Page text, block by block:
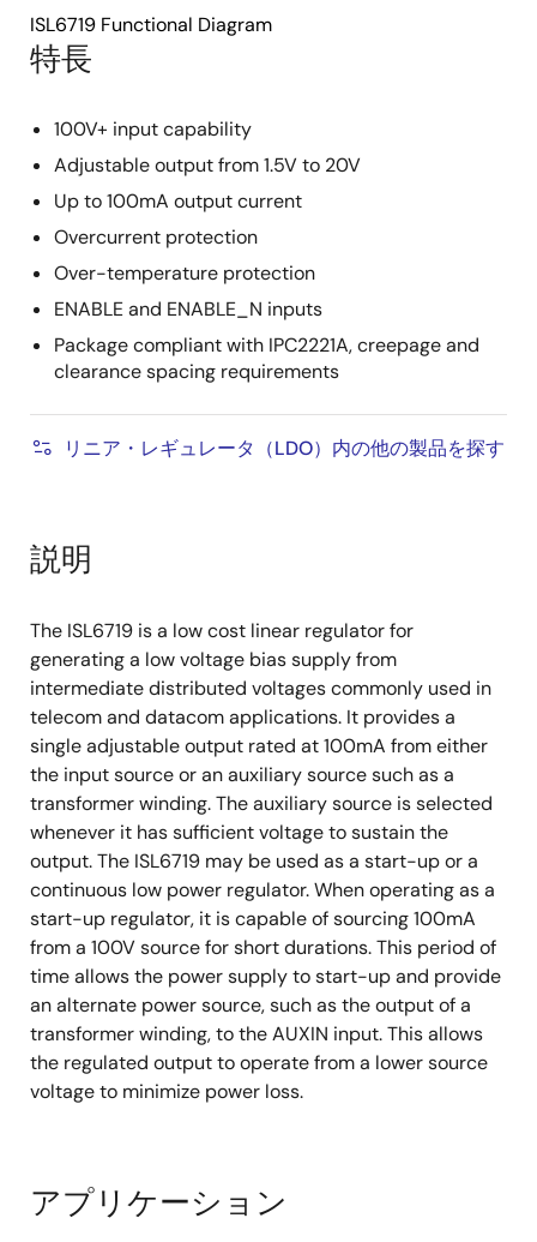
特長
100V+ input capability
Adjustable output from 1.5V to 20V
Up to 100mA output current
Overcurrent protection
Over-temperature protection
ENABLE and ENABLE_N inputs
Package compliant with IPC2221A, creepage and
clearance spacing requirements
リニア・レギュレータ（LDO）内の他の製品を探す
ISL6719 Functional Diagram
説明
The ISL6719 is a low cost linear regulator for
generating a low voltage bias supply from
intermediate distributed voltages commonly used in
telecom and datacom applications. It provides a
single adjustable output rated at 100mA from either
the input source or an auxiliary source such as a
transformer winding. The auxiliary source is selected
whenever it has sufficient voltage to sustain the
output. The ISL6719 may be used as a start-up or a
continuous low power regulator. When operating as a
start-up regulator, it is capable of sourcing 100mA
from a 100V source for short durations. This period of
time allows the power supply to start-up and provide
an alternate power source, such as the output of a
transformer winding, to the AUXIN input. This allows
the regulated output to operate from a lower source
voltage to minimize power loss.
アプリケーション